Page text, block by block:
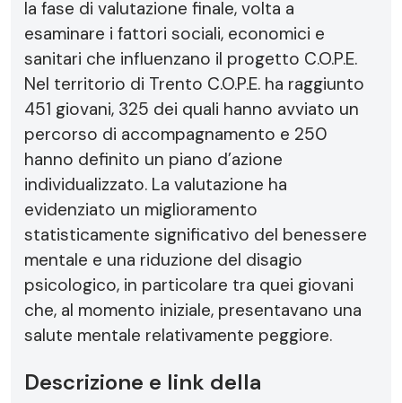
la fase di valutazione finale, volta a
esaminare i fattori sociali, economici e
sanitari che influenzano il progetto C.O.P.E.
Nel territorio di Trento C.O.P.E. ha raggiunto
451 giovani, 325 dei quali hanno avviato un
percorso di accompagnamento e 250
hanno definito un piano d’azione
individualizzato. La valutazione ha
evidenziato un miglioramento
statisticamente significativo del benessere
mentale e una riduzione del disagio
psicologico, in particolare tra quei giovani
che, al momento iniziale, presentavano una
salute mentale relativamente peggiore.
Descrizione e link della